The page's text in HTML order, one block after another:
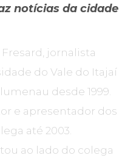
notícias da cidade
jornalista
do Vale do Itajaí
desde 1999.
e apresentador dos
até 2003.
ao lado do colega